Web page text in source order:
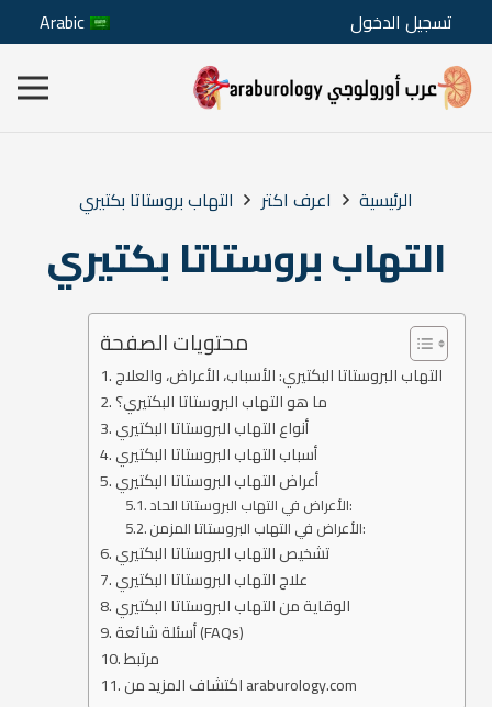
تسجيل الدخول Arabic
الرئيسية اعرف اكتر التهاب بروستاتا بكتيري
التهاب بروستاتا بكتيري
محتويات الصفحة
التهاب البروستاتا البكتيري: الأسباب، الأعراض، والعلاج
ما هو التهاب البروستاتا البكتيري؟
أنواع التهاب البروستاتا البكتيري
أسباب التهاب البروستاتا البكتيري
أعراض التهاب البروستاتا البكتيري
الأعراض في التهاب البروستاتا الحاد:
الأعراض في التهاب البروستاتا المزمن:
تشخيص التهاب البروستاتا البكتيري
علاج التهاب البروستاتا البكتيري
الوقاية من التهاب البروستاتا البكتيري
أسئلة شائعة (FAQs)
مرتبط
اكتشاف المزيد من araburology.com